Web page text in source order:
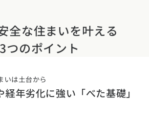
全な住まいを叶える
3つのポイント
いは土台から
年劣化に強い「べた基礎」